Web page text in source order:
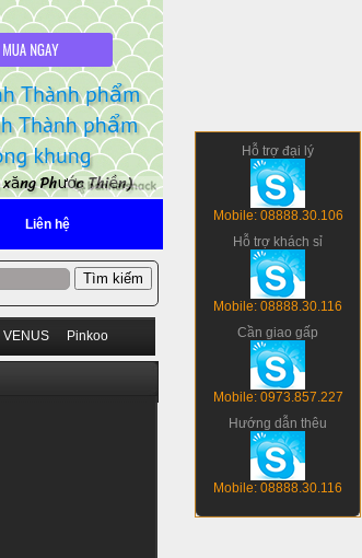
Liên hệ
Hỗ trợ đại lý
Mobile: 08888.30.106
Hỗ trợ khách sỉ
Mobile: 08888.30.116
Cần giao gấp
Mobile: 0973.857.227
Hướng dẫn thêu
Mobile: 08888.30.116
VENUS Pinkoo